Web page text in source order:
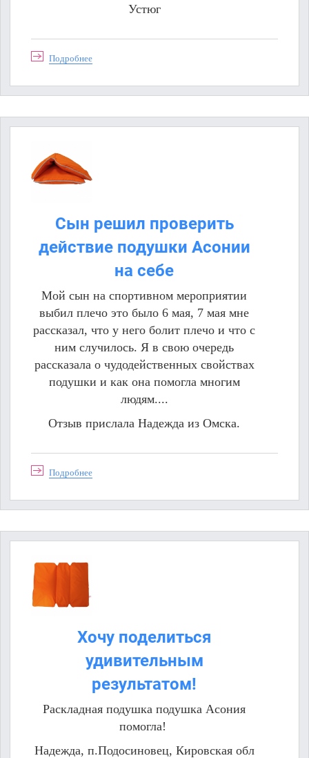
Устюг
Подробнее
Сын решил проверить
действие подушки Асонии
на себе
Мой сын на спортивном мероприятии
выбил плечо это было 6 мая, 7 мая мне
рассказал, что у него болит плечо и что с
ним случилось. Я в свою очередь
рассказала о чудодейственных свойствах
подушки и как она помогла многим
людям....
Отзыв прислала Надежда из Омска.
Подробнее
Хочу поделиться
удивительным
результатом!
Раскладная подушка подушка Асония
помогла!
Надежда, п.Подосиновец, Кировская обл